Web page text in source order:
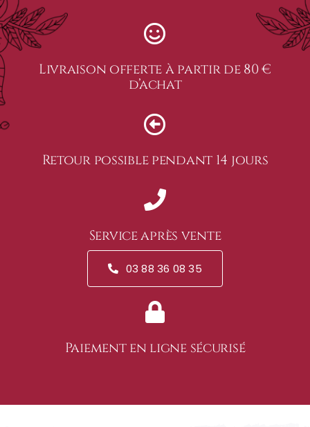
Livraison offerte à partir de 80 €
d’achat
Retour possible pendant 14 jours
Service après vente
03 88 36 08 35
Paiement en ligne sécurisé